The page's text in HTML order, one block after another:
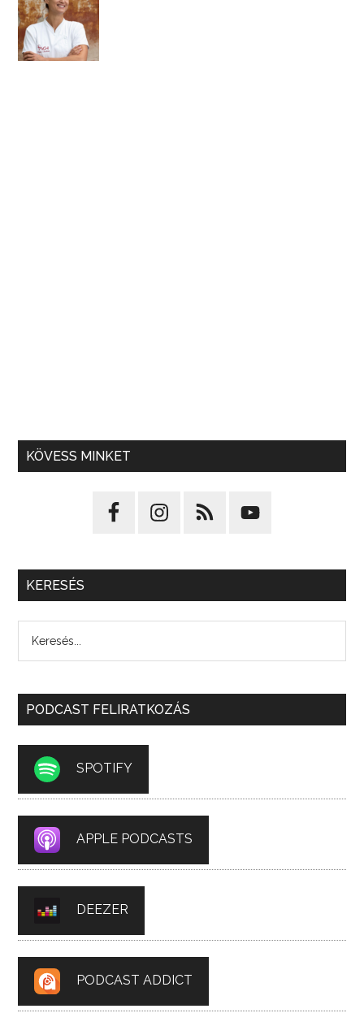
KÖVESS MINKET
KERESÉS
PODCAST FELIRATKOZÁS
SPOTIFY
APPLE PODCASTS
DEEZER
PODCAST ADDICT